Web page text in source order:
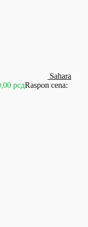
Sahara
рсдRaspon cena: